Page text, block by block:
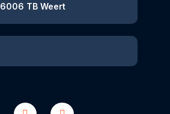
6006 TB Weert